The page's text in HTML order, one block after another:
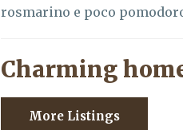
rosmarino e poco
Charming
More Listings